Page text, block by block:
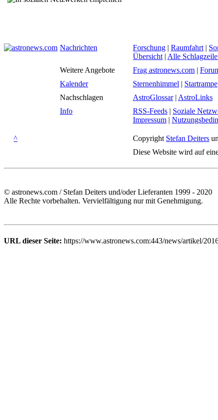
Nachrichten Forschung | Raumfahrt |
Übersicht | Alle
Weitere Angebote
Frag astronews.com |
Kalender
Sternenhimmel | Startrampe
Nachschlagen
AstroGlossar| AstroLinks
Info
RSS-Feeds | Soziale
Impressum |
^ Copyright Stefan Deiters
Diese Website wird auf
© astronews.com / Stefan Deiters und/oder Lieferanten 1999 - 2020
Alle Rechte vorbehalten. Vervielfältigung nur mit Genehmigung.
URL dieser Seite: https://www.astronews.com:443/news/artikel/